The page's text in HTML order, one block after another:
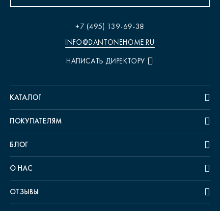
+7 (495) 139-69-38
INFO@DANTONEHOME.RU
НАПИСАТЬ ДИРЕКТОРУ
КАТАЛОГ
ПОКУПАТЕЛЯМ
БЛОГ
О НАС
ОТЗЫВЫ